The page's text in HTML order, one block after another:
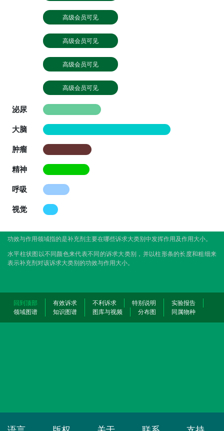
高级会员可见
高级会员可见
高级会员可见
高级会员可见
泌尿
大脑
肿瘤
精神
呼吸
视觉
功效与作用领域指的是补充剂主要在哪些诉求大类别中发挥作用及作用大小。
水平柱状图以不同颜色来代表不同的诉求大类别，并以柱形条的长度和粗细来
表示补充剂对该诉求大类别的功效与作用大小。
回到顶部 有效诉求 不利诉求 特别说明
实验报告
领域图谱
知识图谱 图库与视频 分布图 同属物种